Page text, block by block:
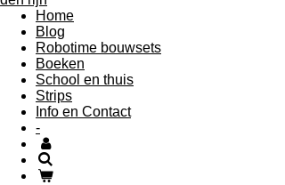
Home
Blog
Robotime bouwsets
Boeken
School en thuis
Strips
Info en Contact
-